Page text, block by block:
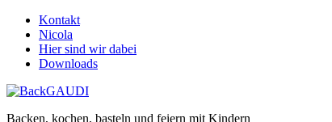
Kontakt
Nicola
Hier sind wir dabei
Downloads
Backen, kochen, basteln und feiern mit Kindern